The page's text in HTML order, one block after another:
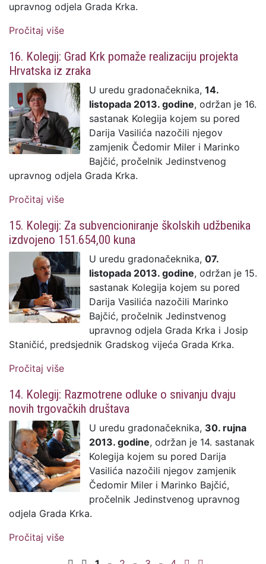
upravnog odjela Grada Krka.
Pročitaj više
16. Kolegij: Grad Krk pomaže realizaciju projekta
Hrvatska iz zraka
U uredu gradonačeknika, 14.
listopada 2013. godine, održan je 16.
sastanak Kolegija kojem su pored
Darija Vasilića nazočili njegov
zamjenik Čedomir Miler i Marinko
Bajčić, pročelnik Jedinstvenog
upravnog odjela Grada Krka.
Pročitaj više
15. Kolegij: Za subvencioniranje školskih udžbenika
izdvojeno 151.654,00 kuna
U uredu gradonačeknika, 07.
listopada 2013. godine, održan je 15.
sastanak Kolegija kojem su pored
Darija Vasilića nazočili Marinko
Bajčić, pročelnik Jedinstvenog
upravnog odjela Grada Krka i Josip
Staničić, predsjednik Gradskog vijeća Grada Krka.
Pročitaj više
14. Kolegij: Razmotrene odluke o snivanju dvaju
novih trgovačkih društava
U uredu gradonačeknika, 30. rujna
2013. godine, održan je 14. sastanak
Kolegija kojem su pored Darija
Vasilića nazočili njegov zamjenik
Čedomir Miler i Marinko Bajčić,
pročelnik Jedinstvenog upravnog
odjela Grada Krka.
Pročitaj više